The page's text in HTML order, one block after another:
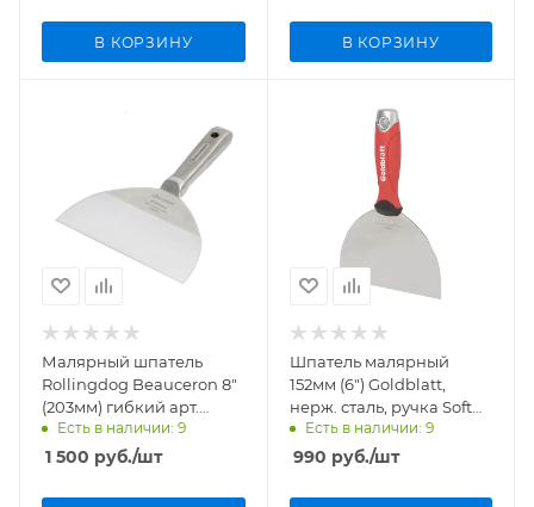
В КОРЗИНУ В КОРЗИНУ
Малярный шпатель
Rollingdog Beauceron 8"
(203мм) гибкий арт.
50476
Есть в наличии: 9
1 500 руб./шт
Шпатель малярный
152мм (6") Goldblatt,
нерж. сталь, ручка Soft
Grip G05011
Есть в наличии: 9
990 руб./шт